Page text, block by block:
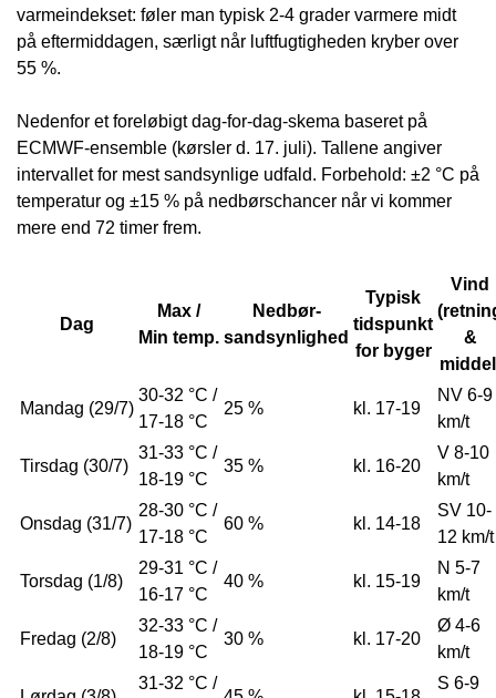
varmeindekset: føler man typisk 2-4 grader varmere midt
på eftermiddagen, særligt når luft­fugtigheden kryber over
55 %.
Nedenfor et foreløbigt dag-for-dag-skema baseret på
ECMWF-ensemble (kørsler d. 17. juli). Tallene angiver
intervallet for mest sandsynlige udfald. Forbehold: ±2 °C på
temperatur og ±15 % på nedbørs­chancer når vi kommer
mere end 72 timer frem.
Dag
Max /
Min temp.
Nedbør-
sandsynlighed
Typisk
tidspunkt
for byger
Vind
&
Mandag (29/7)
30-32 °C /
17-18 °C
25 % kl. 17-19
NV 6-9
km/t
Tirsdag (30/7)
31-33 °C /
18-19 °C
35 % kl. 16-20
V 8-10
km/t
Onsdag (31/7)
28-30 °C /
17-18 °C
60 % kl. 14-18
SV 10-
12 km/t
Torsdag (1/8)
29-31 °C /
16-17 °C
40 % kl. 15-19
N 5-7
km/t
Fredag (2/8)
32-33 °C /
18-19 °C
30 % kl. 17-20
Ø 4-6
km/t
31-32 °C / S 6-9